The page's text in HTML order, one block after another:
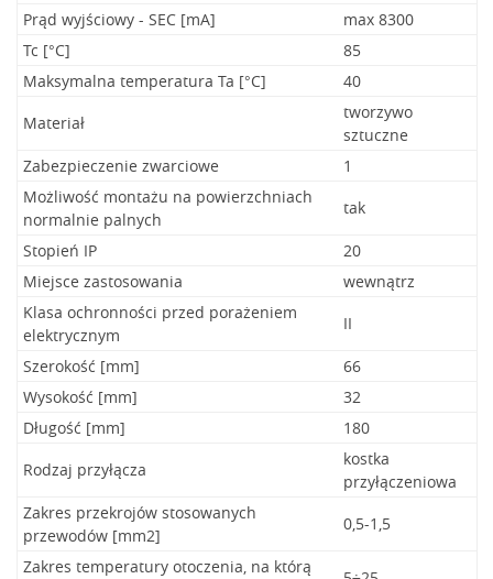
Prąd wyjściowy - SEC [mA]
max 8300
Tc [°C]
85
Maksymalna temperatura Ta [°C]
40
Materiał
tworzywo
sztuczne
Zabezpieczenie zwarciowe
1
Możliwość montażu na powierzchniach
normalnie palnych
tak
Stopień IP
20
Miejsce zastosowania
wewnątrz
Klasa ochronności przed porażeniem
elektrycznym
II
Szerokość [mm]
66
Wysokość [mm]
32
Długość [mm]
180
Rodzaj przyłącza
kostka
przyłączeniowa
Zakres przekrojów stosowanych
przewodów [mm2]
0,5-1,5
Zakres temperatury otoczenia, na którą